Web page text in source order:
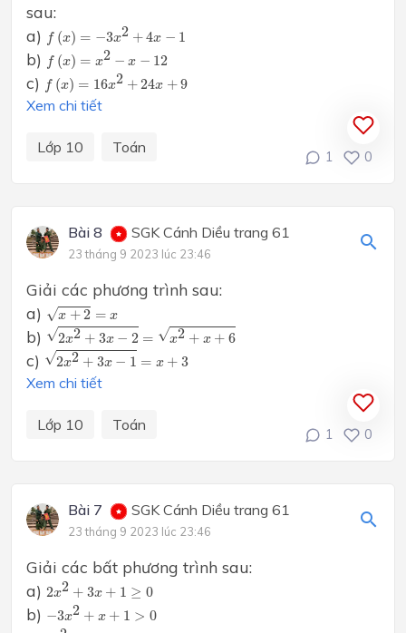
sau:
a)
f (x) = −3x2 +4x − 1
4
b) f (x) = x2 − x − 12
f x = x
c) f (x) = 16x2 +24x +9
f( x = +24
Xem chi tiết
Lớp 10 Toán
1 0
Bài 8 SGK Cánh Diều trang 61
23 tháng 9 2023 lúc 23:46
Giải các phương trình sau:
a) √x +2 = x
+2=x
b) √2x2 + 3x − 2 = √x2 + x + 6
2 x2+3x−2=x2 +6
c) √2x2 + 3x − 1 = x + 3
x2+3x−1=x+
Xem chi tiết
Lớp 10 Toán
1 0
Bài 7 SGK Cánh Diều trang 61
23 tháng 9 2023 lúc 23:46
Giải các bất phương trình sau:
a) 2x2 + 3x + 1 ≥ 0
x2 ≥0
b) −3x2 + x + 1 > 0
2 0
x2